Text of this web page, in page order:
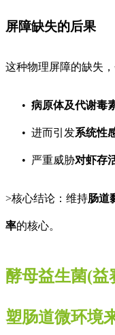
屏障缺失的后果
这种物理屏障的缺失，
病原体及代谢毒
进而引发系统性
严重威胁对虾存
>核心结论：维持肠道
率的核心。
酵母益生菌(益
塑肠道微环境